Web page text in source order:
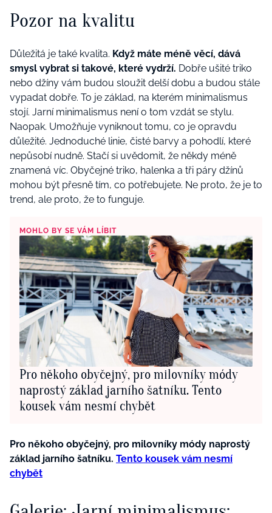
Pozor na kvalitu
Důležitá je také kvalita. Když máte méně věcí, dává
smysl vybrat si takové, které vydrží. Dobře ušité triko
nebo džíny vám budou sloužit delší dobu a budou stále
vypadat dobře. To je základ, na kterém minimalismus
stojí. Jarní minimalismus není o tom vzdát se stylu.
Naopak. Umožňuje vyniknout tomu, co je opravdu
důležité. Jednoduché linie, čisté barvy a pohodlí, které
nepůsobí nudně. Stačí si uvědomit, že někdy méně
znamená víc. Obyčejné triko, halenka a tři páry džínů
mohou být přesně tím, co potřebujete. Ne proto, že je to
trend, ale proto, že to funguje.
MOHLO BY SE VÁM LÍBIT
Pro někoho obyčejný, pro milovníky módy
naprostý základ jarního šatníku. Tento
kousek vám nesmí chybět
Pro někoho obyčejný, pro milovníky módy naprostý
základ jarního šatníku. Tento kousek vám nesmí
chybět